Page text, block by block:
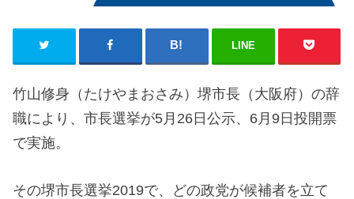
LINE
竹山修身（たけやまおさみ）堺市長（大阪府）の辞
職により、市長選挙が5月26日公示、6月9日投開票
で実施。
その堺市長選挙2019で、どの政党が候補者を立て